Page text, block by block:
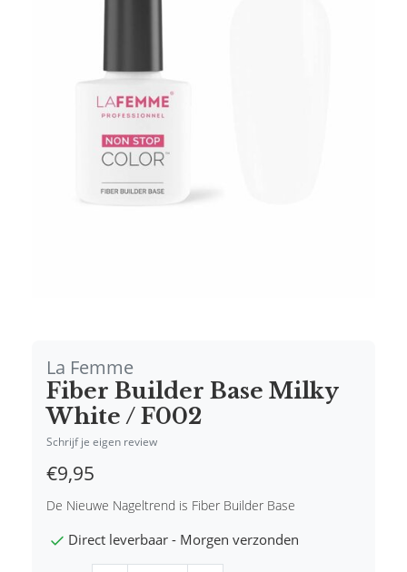
La Femme
Fiber Builder Base Milky
White / F002
Schrijf je eigen review
€9,95
De Nieuwe Nageltrend is Fiber Builder Base
Direct leverbaar - Morgen verzonden